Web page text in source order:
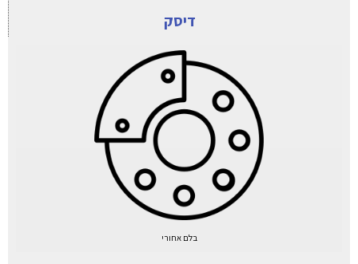
דיסק
בלם אחורי